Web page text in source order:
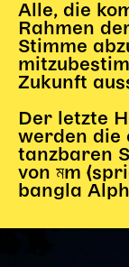
Alle, die
Rahmen
Stimme
Zukunft
Der letzte
werden die
tanzbaren
von মm
bangla